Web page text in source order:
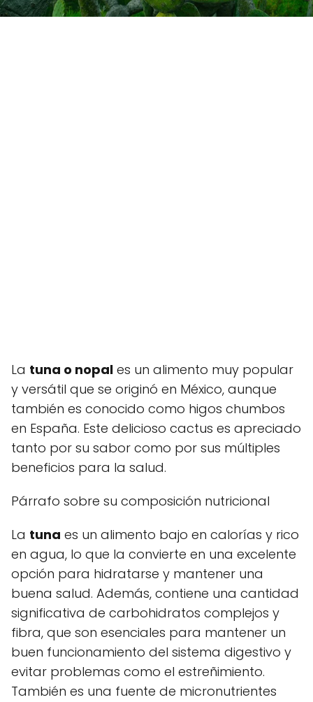
La tuna o nopal es un alimento muy popular
y versátil que se originó en México, aunque
también es conocido como higos chumbos
en España. Este delicioso cactus es apreciado
tanto por su sabor como por sus múltiples
beneficios para la salud.
Párrafo sobre su composición nutricional
La tuna es un alimento bajo en calorías y rico
en agua, lo que la convierte en una excelente
opción para hidratarse y mantener una
buena salud. Además, contiene una cantidad
significativa de carbohidratos complejos y
fibra, que son esenciales para mantener un
buen funcionamiento del sistema digestivo y
evitar problemas como el estreñimiento.
También es una fuente de micronutrientes